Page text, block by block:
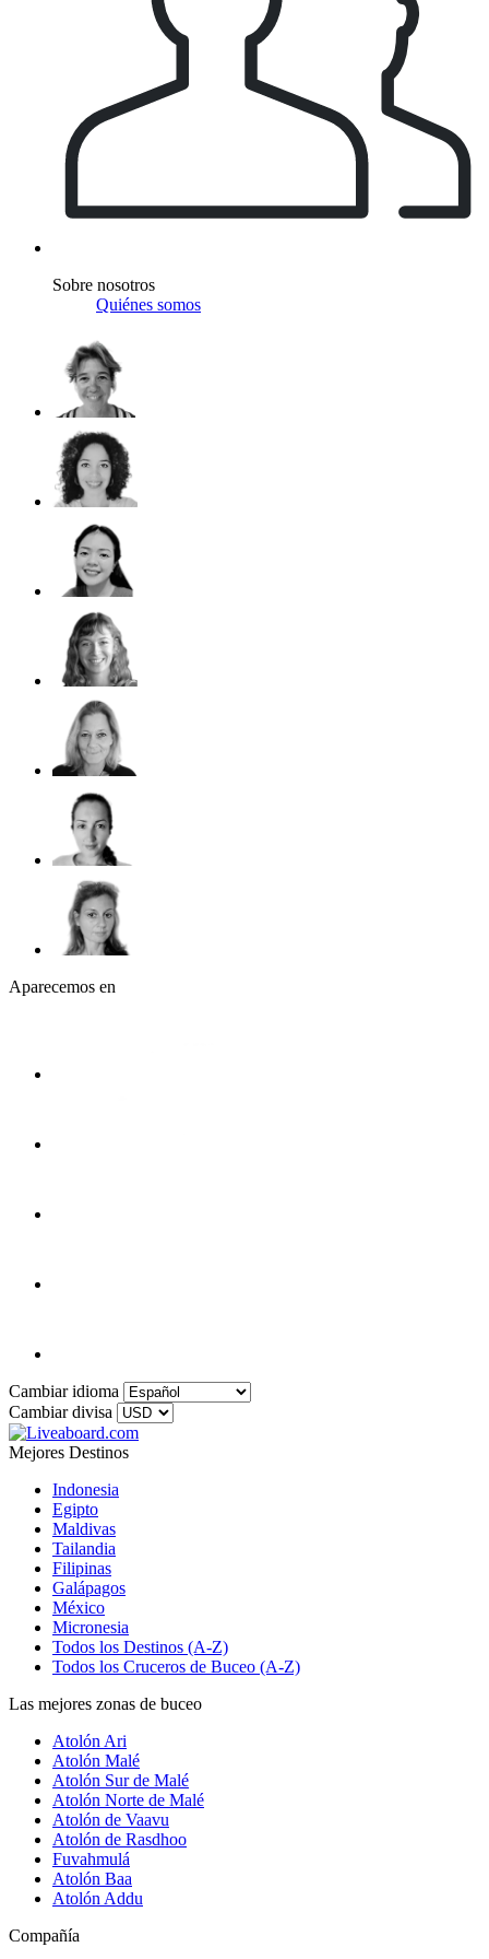
Sobre nosotros
Quiénes somos
Aparecemos en
Cambiar idioma
Cambiar divisa
Mejores Destinos
Indonesia
Egipto
Maldivas
Tailandia
Filipinas
Galápagos
México
Micronesia
Todos los Destinos (A-Z)
Todos los Cruceros de Buceo (A-Z)
Las mejores zonas de buceo
Atolón Ari
Atolón Malé
Atolón Sur de Malé
Atolón Norte de Malé
Atolón de Vaavu
Atolón de Rasdhoo
Fuvahmulá
Atolón Baa
Atolón Addu
Compañía